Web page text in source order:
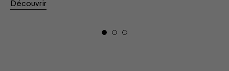
Découvrir
01 0203